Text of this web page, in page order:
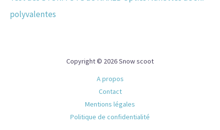
polyvalentes
Copyright © 2026 Snow scoot
A propos
Contact
Mentions légales
Politique de confidentialité